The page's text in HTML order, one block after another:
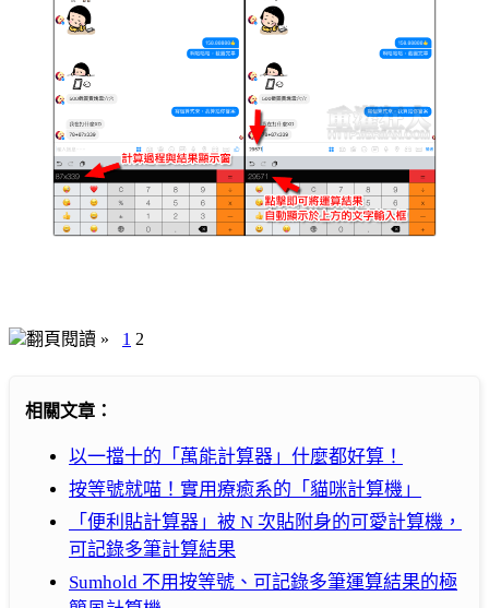
翻頁閱讀 » 1 2
相關文章：
以一擋十的「萬能計算器」什麼都好算！
按等號就喵！實用療癒系的「貓咪計算機」
「便利貼計算器」被 N 次貼附身的可愛計算機，
可記錄多筆計算結果
Sumhold 不用按等號、可記錄多筆運算結果的極